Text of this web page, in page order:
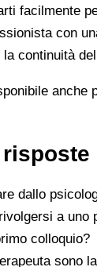
facilmente
con
la continuità
dallo
a uno
colloquio?
sono